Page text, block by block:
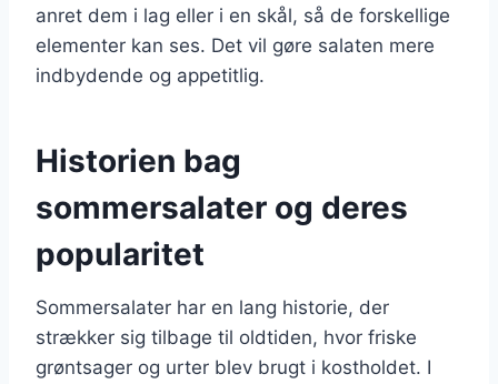
anret dem i lag eller i en skål, så de forskellige
elementer kan ses. Det vil gøre salaten mere
indbydende og appetitlig.
Historien bag
sommersalater og deres
popularitet
Sommersalater har en lang historie, der
strækker sig tilbage til oldtiden, hvor friske
grøntsager og urter blev brugt i kostholdet. I